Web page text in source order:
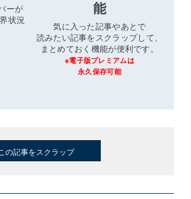
ーが
状況
能
気に入った記事やあとで
読みたい記事をスクラップして、
まとめておく機能が便利です。
※電子版プレミアムは
永久保存可能
の記事をスクラップ